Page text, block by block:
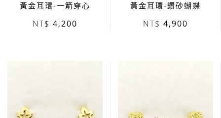
黃金耳環-一箭穿心
4,200
黃金耳環-鑽砂蝴蝶
4,900